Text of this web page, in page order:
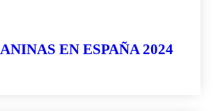
EN ESPAÑA 2024